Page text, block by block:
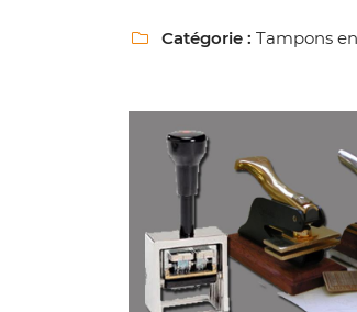
l'adresse email indiqué ci-dessus. Vous pouvez
le formulaire de désinscription
Inscription
 Catégorie : Tampons